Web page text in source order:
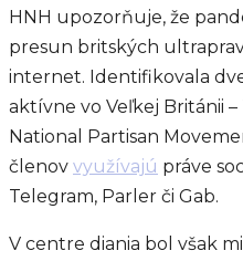
HNH upozorňuje, že
presun britských
internet. Identifikovala
aktívne vo Veľkej Británii
National Partisan
členov využívajú práve
Telegram, Parler či Gab.
V centre diania bol však